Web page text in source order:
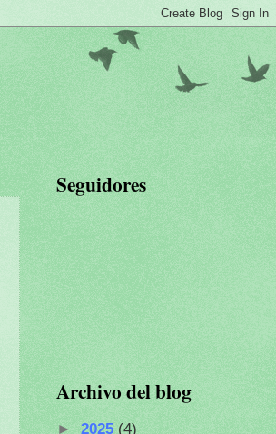
Seguidores
Archivo del blog
► 2025 (4)